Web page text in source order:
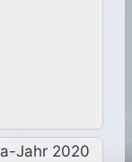
Jahr 2020